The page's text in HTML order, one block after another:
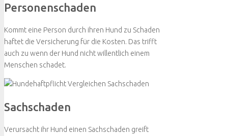
Personenschaden
Kommt eine Person durch ihren Hund zu Schaden
haftet die Versicherung für die Kosten. Das trifft
auch zu wenn der Hund nicht willentlich einem
Menschen schadet.
Sachschaden
Verursacht ihr Hund einen Sachschaden greift